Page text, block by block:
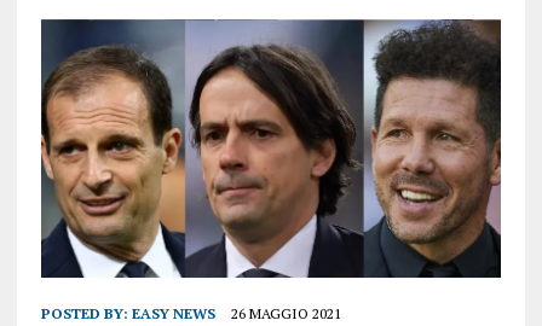
POSTED BY: EASY NEWS 26 MAGGIO 2021